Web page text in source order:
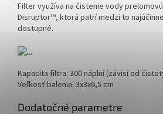
Filter využíva na čistenie vody
Disruptor™, ktorá patrí medzi to
dostupné.
Kapacita filtra: 300 náplní (závisí od
Veľkosť balenia: 3x3x6,5 cm
Dodatočné parametre